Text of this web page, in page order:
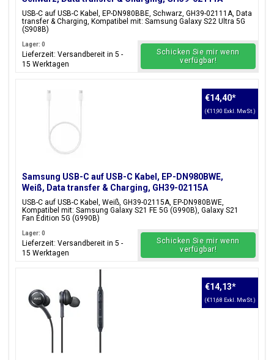
USB-C auf USB-C Kabel, EP-DN980BBE, Schwarz, GH39-02111A, Data
transfer & Charging, Kompatibel mit: Samsung Galaxy S22 Ultra 5G
(S908B)
Lager: 0
Lieferzeit: Versandbereit in 5 -
15 Werktagen
Schicken Sie mir wenn
verfügbar!
Samsung USB-C auf USB-C Kabel, EP-DN980BWE,
Weiß, Data transfer & Charging, GH39-02115A
USB-C auf USB-C Kabel, Weiß, GH39-02115A, EP-DN980BWE,
Kompatibel mit: Samsung Galaxy S21 FE 5G (G990B), Galaxy S21
Fan Edition 5G (G990B)
€14,40*
(€11,90 Exkl. MwSt.)
Lager: 0
Lieferzeit: Versandbereit in 5 -
15 Werktagen
Schicken Sie mir wenn
verfügbar!
€14,13*
(€11,68 Exkl. MwSt.)